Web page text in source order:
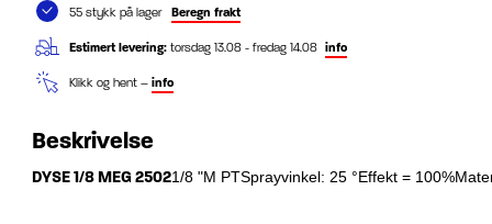
55 stykk på lager Beregn frakt
Estimert levering: torsdag 13.08 - fredag 14.08 info
Klikk og hent – info
Beskrivelse
DYSE 1/8 MEG 25021/8 "M PTSprayvinkel: 25 °Effekt =